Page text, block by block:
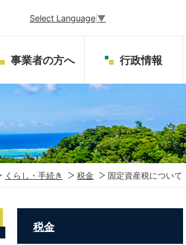
Select Language ▼
事業者の方へ 行政情報
くらし・手続き 税金 固定資産税について
税金